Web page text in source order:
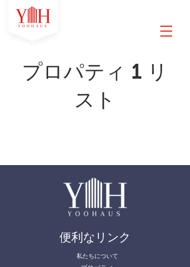
プロパティ 1 リ
スト
便利なリンク
私たちについて